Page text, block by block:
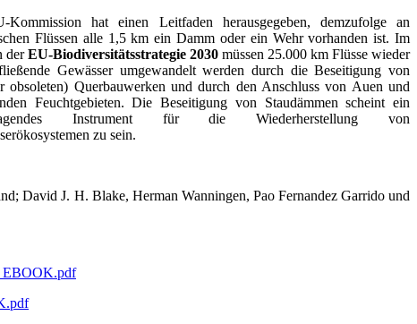
Kommission hat einen Leitfaden herausgegeben, demzufolge an
Flüssen alle 1,5 km ein Damm oder ein Wehr vorhanden ist. Im
derEU-Biodiversitätsstrategie 2030 müssen 25.000 km Flüsse wieder
Gewässer umgewandelt werden durch die Beseitigung von
obsoleten) Querbauwerken und durch den Anschluss von Auen und
Feuchtgebieten. Die Beseitigung von Staudämmen scheint ein
Instrument für die Wiederherstellung von
zu sein.
David J. H. Blake, Herman Wanningen, Pao Fernandez Garrido und